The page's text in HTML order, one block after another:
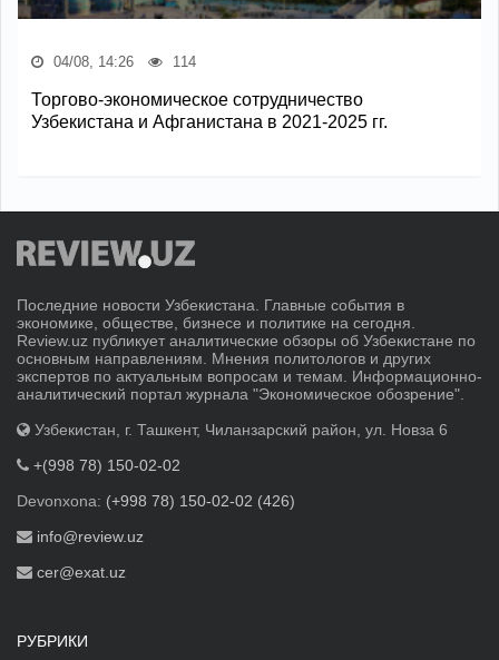
04/08, 14:26 114
Торгово-экономическое сотрудничество
Узбекистана и Афганистана в 2021-2025 гг.
Последние новости Узбекистана. Главные события в
экономике, обществе, бизнесе и политике на сегодня.
Review.uz публикует аналитические обзоры об Узбекистане по
основным направлениям. Мнения политологов и других
экспертов по актуальным вопросам и темам. Информационно-
аналитический портал журнала "Экономическое обозрение".
Узбекистан, г. Ташкент, Чиланзарский район, ул. Новза 6
+(998 78) 150-02-02
Devonxona: (+998 78) 150-02-02 (426)
info@review.uz
cer@exat.uz
РУБРИКИ